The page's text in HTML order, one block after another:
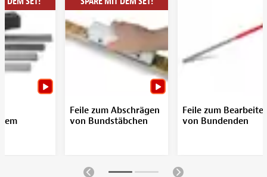
Feile zum Abschrägen
von Bundstäbchen
Feile zum
von Bundenden